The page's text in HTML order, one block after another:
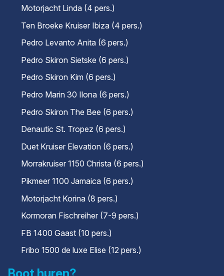
Motorjacht Linda (4 pers.)
Ten Broeke Kruiser Ibiza (4 pers.)
Pedro Levanto Anita (6 pers.)
Pedro Skiron Sietske (6 pers.)
Pedro Skiron Kim (6 pers.)
Pedro Marin 30 Ilona (6 pers.)
Pedro Skiron The Bee (6 pers.)
Denautic St. Tropez (6 pers.)
Duet Kruiser Elevation (6 pers.)
Morrakruiser 1150 Christa (6 pers.)
Pikmeer 1100 Jamaica (6 pers.)
Motorjacht Korina (8 pers.)
Kormoran Fischreiher (7-9 pers.)
FB 1400 Gaast (10 pers.)
Fribo 1500 de luxe Elise (12 pers.)